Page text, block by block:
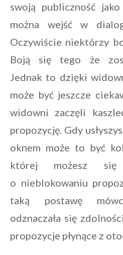
swoją publiczność
można wejść w
Oczywiście niektórzy
Boją się tego że
Jednak to dzięki
może być jeszcze
widowni zaczęli
propozycję. Gdy
oknem może to być
której możesz się
o nieblokowaniu
taką postawę
odznaczała się
propozycje płynące z